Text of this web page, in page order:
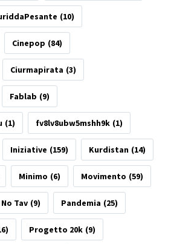
(10)
Cinepop (84)
Ciurmapirata (3)
Fablab (9)
(1) fv8lv8ubw5mshh9k (1)
Iniziative (159) Kurdistan (14)
Minimo (6) Movimento (59)
No Tav (9) Pandemia (25)
Progetto 20k (9)